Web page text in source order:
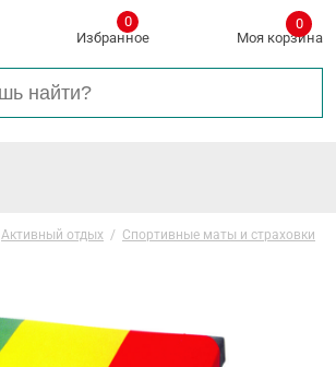
Избранное
0
Моя корзина
0
Активный отдых / Спортивные маты и страховки